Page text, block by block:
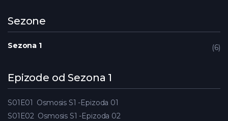
Sezone
Sezona 1 6
Epizode od Sezona 1
S01E01 Osmosis S1 -Epizoda 01
S01E02 Osmosis S1 -Epizoda 02